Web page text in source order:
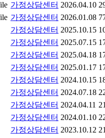
가정상담센터 2026.04.10
가정상담센터 2026.01.08
가정상담센터 2025.10.15
가정상담센터 2025.07.15
가정상담센터 2025.04.18
가정상담센터 2025.01.17
가정상담센터 2024.10.15
가정상담센터 2024.07.18
가정상담센터 2024.04.11
가정상담센터 2024.01.10
가정상담센터 2023.10.12